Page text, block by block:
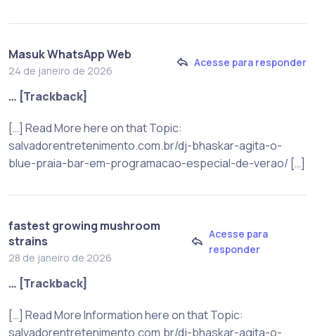
Masuk WhatsApp Web
24 de janeiro de 2026
Acesse para responder
… [Trackback]
[…] Read More here on that Topic:
salvadorentretenimento.com.br/dj-bhaskar-agita-o-
blue-praia-bar-em-programacao-especial-de-verao/ […]
fastest growing mushroom
strains
28 de janeiro de 2026
Acesse para
responder
… [Trackback]
[…] Read More Information here on that Topic:
salvadorentretenimento.com.br/dj-bhaskar-agita-o-